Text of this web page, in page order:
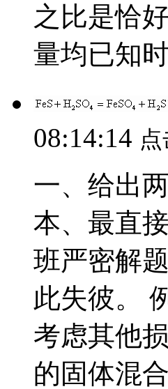
之比是恰
量均已知
08:14:14 点
一、给出
本、最直
班严密解
此失彼。
考虑其他
的固体混